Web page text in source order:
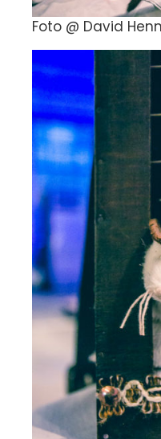
Foto @ David